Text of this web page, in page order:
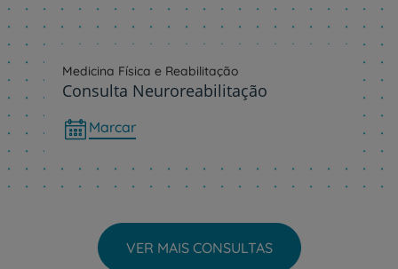
Medicina Física e Reabilitação
Consulta Neuroreabilitação
Marcar
VER MAIS CONSULTAS